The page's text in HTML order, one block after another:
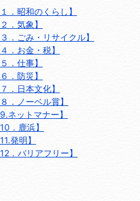
．昭和のくらし】
．気象】
．ごみ・リサイクル】
．お金・税】
．仕事】
．防災】
．日本文化】
．ノーベル賞】
ネットマナー】
．鹿浜】
発明】
．バリアフリー】